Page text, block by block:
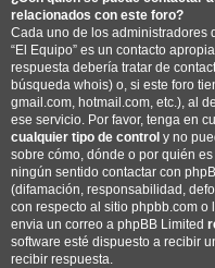
relacionados con este foro?
Cada uno de los administradores
“El Equipo” es un contacto
respuesta debería tratar de
búsqueda whois) o, si este foro
gmail.com, hotmail.com, etc.), al
ese servicio. Por favor, tenga en
cualquier tipo de control y no
sobre cómo, dónde o por quién
ningún sentido contactar con
(difamación, responsabilidad,
con respecto al sitio phpbb.com o
envia un correo a phpBB Limited
software esté dispuesto a recibir
recibir respuesta.